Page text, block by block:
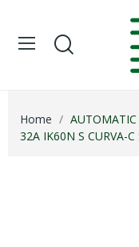
Home
32A IK60N S CURVA-C